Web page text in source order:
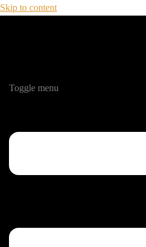
Skip to content
Toggle menu